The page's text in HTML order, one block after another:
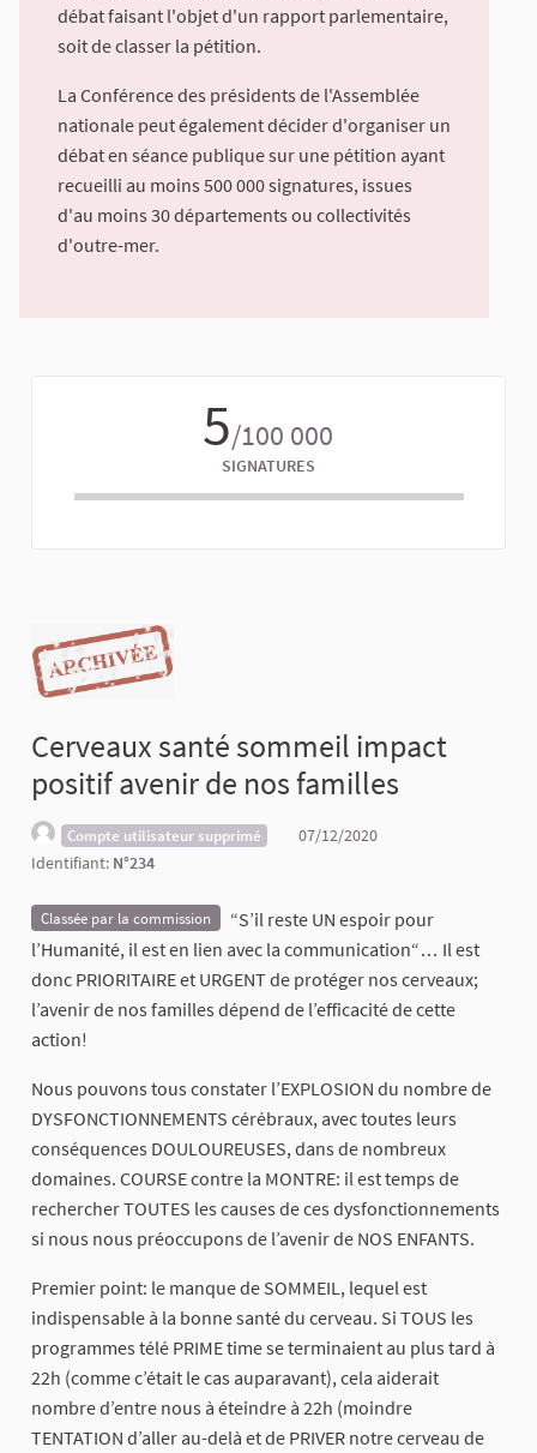
débat faisant l'objet d'un rapport parlementaire,
soit de classer la pétition.
La Conférence des présidents de l'Assemblée
nationale peut également décider d'organiser un
débat en séance publique sur une pétition ayant
recueilli au moins 500 000 signatures, issues
d'au moins 30 départements ou collectivités
d'outre-mer.
5/100 000
SIGNATURES
Cerveaux santé sommeil impact
positif avenir de nos familles
Compte utilisateur supprimé
07/12/2020
Identifiant: N°234
Classée par la commission
“S’il reste UN espoir pour
l’Humanité, il est en lien avec la communication“… Il est
donc PRIORITAIRE et URGENT de protéger nos cerveaux;
l’avenir de nos familles dépend de l’efficacité de cette
action!
Nous pouvons tous constater l’EXPLOSION du nombre de
DYSFONCTIONNEMENTS cérébraux, avec toutes leurs
conséquences DOULOUREUSES, dans de nombreux
domaines. COURSE contre la MONTRE: il est temps de
rechercher TOUTES les causes de ces dysfonctionnements
si nous nous préoccupons de l’avenir de NOS ENFANTS.
Premier point: le manque de SOMMEIL, lequel est
indispensable à la bonne santé du cerveau. Si TOUS les
programmes télé PRIME time se terminaient au plus tard à
22h (comme c’était le cas auparavant), cela aiderait
nombre d’entre nous à éteindre à 22h (moindre
TENTATION d’aller au-delà et de PRIVER notre cerveau de